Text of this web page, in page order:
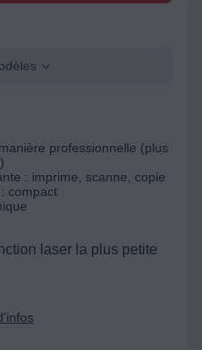
professionnelle (plus
: imprime, scanne, copie
compact
laser la plus petite